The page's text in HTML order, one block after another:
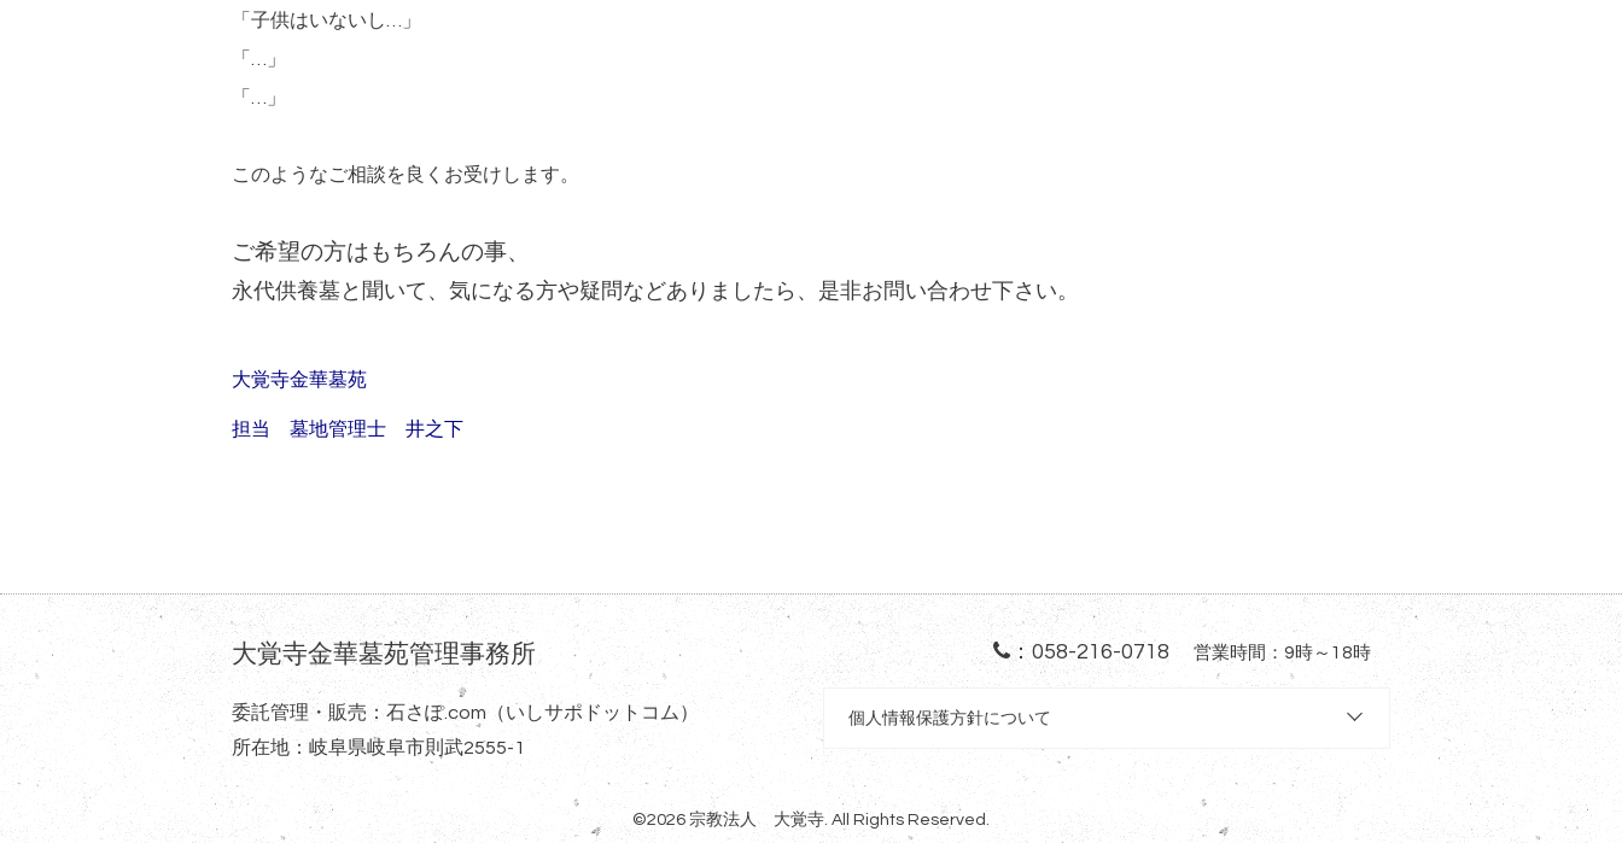
「子供はいないし…」
「…」
「…」
このようなご相談を良くお受けします。
ご希望の方はもちろんの事、
永代供養墓と聞いて、気になる方や疑問などありましたら、是非お問い合わせ下さい。
大覚寺金華墓苑
担当 墓地管理士 井之下
大覚寺金華墓苑管理事務所 ： 058-216-0718 営業時間：9時～18時
委託管理・販売：石さぽ.com（いしサポドットコム）
所在地：岐阜県岐阜市則武2555-1
個人情報保護方針について
©2026 宗教法人 大覚寺 . All Rights Reserved.